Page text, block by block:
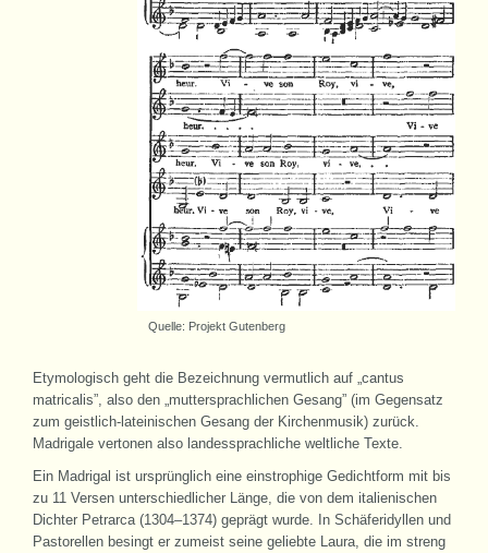
Quelle: Projekt Gutenberg
Etymologisch geht die Bezeichnung vermutlich auf „cantus
matricalis”, also den „muttersprachlichen Gesang” (im Gegensatz
zum geistlich-lateinischen Gesang der Kirchenmusik) zurück.
Madrigale vertonen also landessprachliche weltliche Texte.
Ein Madrigal ist ursprünglich eine einstrophige Gedichtform mit bis
zu 11 Versen unterschiedlicher Länge, die von dem italienischen
Dichter Petrarca (1304–1374) geprägt wurde. In Schäferidyllen und
Pastorellen besingt er zumeist seine geliebte Laura, die im streng